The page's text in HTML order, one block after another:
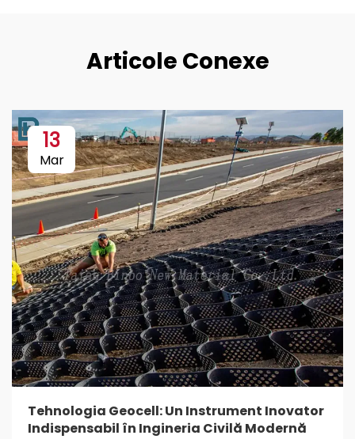
Articole Conexe
13
Mar
Tehnologia Geocell: Un Instrument Inovator
Indispensabil în Ingineria Civilă Modernă